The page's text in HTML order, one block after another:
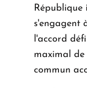
République
s'engagent
l'accord
maximal
commun